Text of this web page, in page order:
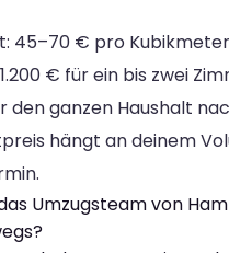
45–70 € pro
€ für ein bis zwei
den ganzen Haushalt
hängt an deinem
Umzugsteam von